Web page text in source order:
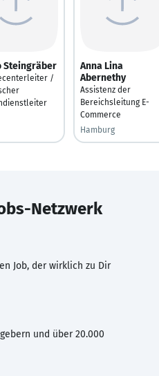
Steingräber
/
Anna Lina
Abernethy
Assistenz der
Bereichsleitung E-
Commerce
Hamburg
Netzwerk
Job, der wirklich zu Dir
und über 20.000